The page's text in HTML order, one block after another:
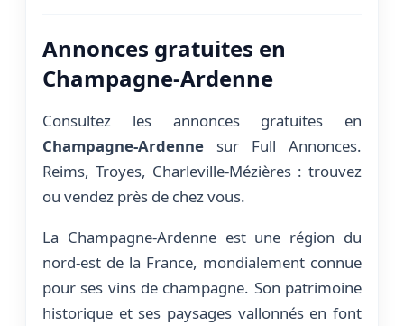
Annonces gratuites en
Champagne-Ardenne
Consultez les annonces gratuites en
Champagne-Ardenne sur Full Annonces.
Reims, Troyes, Charleville-Mézières : trouvez
ou vendez près de chez vous.
La Champagne-Ardenne est une région du
nord-est de la France, mondialement connue
pour ses vins de champagne. Son patrimoine
historique et ses paysages vallonnés en font